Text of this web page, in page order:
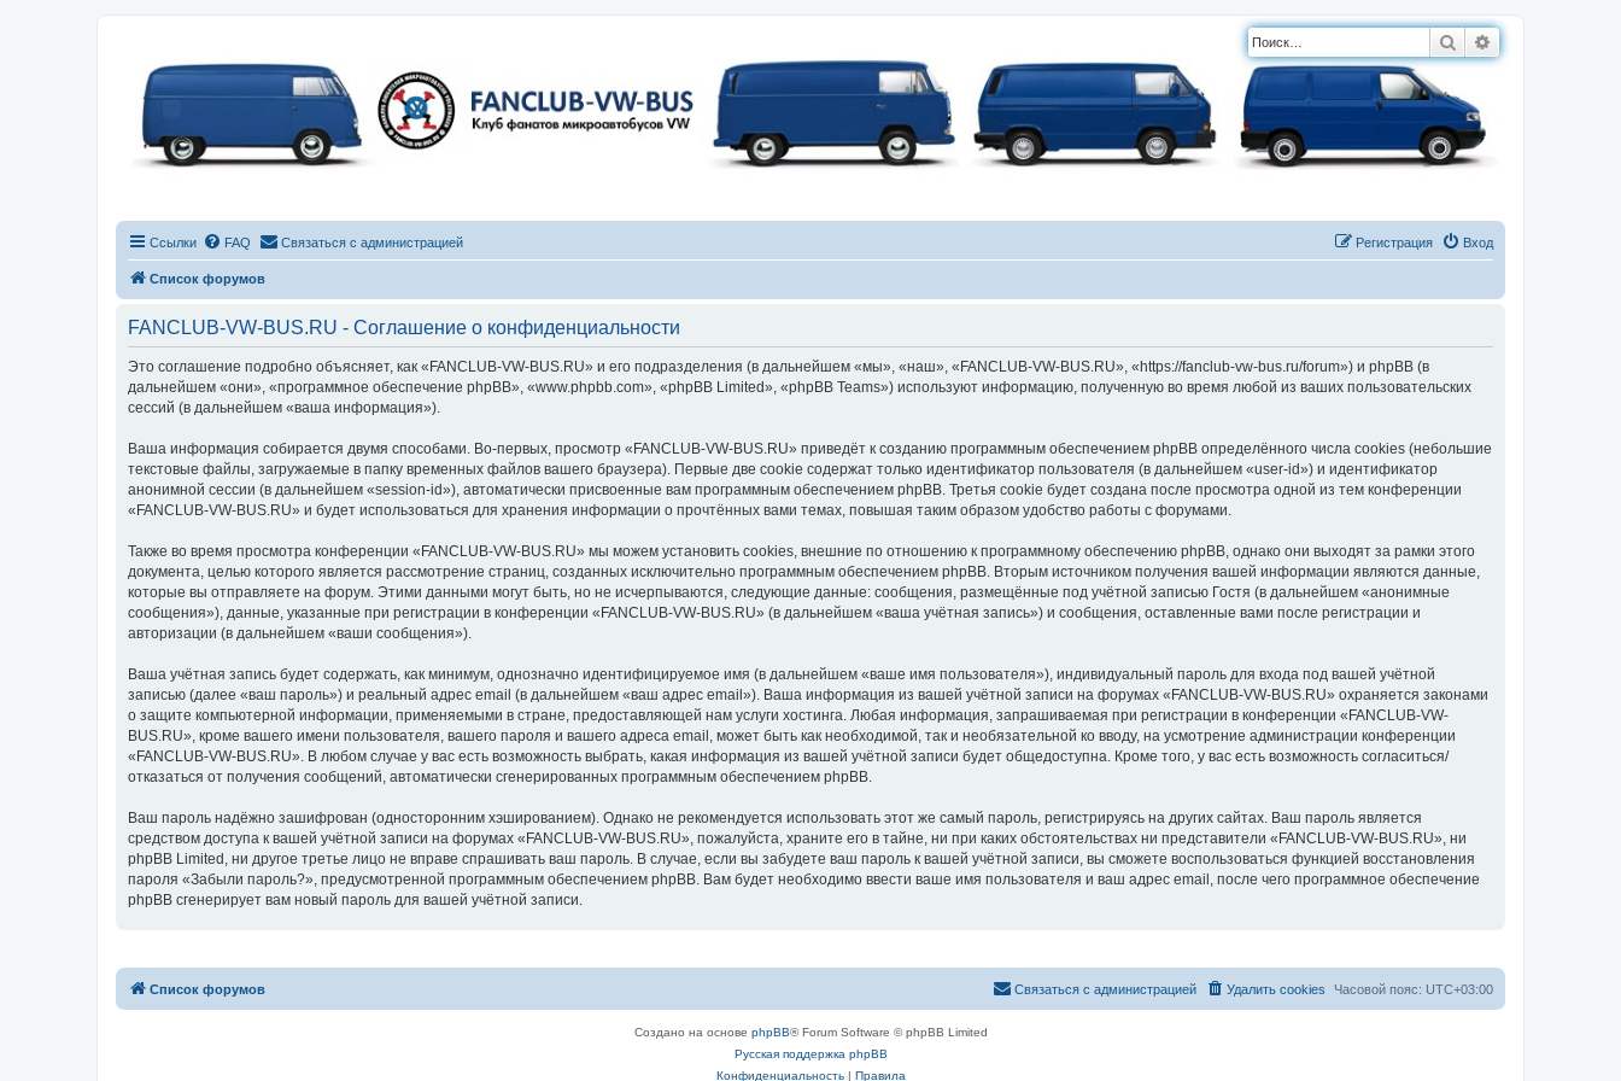
Поиск
Ссылки FAQ Связаться с администрацией Вход
Регистрация
Список форумов
FANCLUB-VW-BUS.RU - Соглашение о конфиденциальности
Это соглашение подробно объясняет, как «FANCLUB-VW-BUS.RU» и его подразделения (в дальнейшем «мы», «наш», «FANCLUB-VW-BUS.RU», «https://fanclub-vw-bus.ru/forum») и phpBB (в
дальнейшем «они», «программное обеспечение phpBB», «www.phpbb.com», «phpBB Limited», «phpBB Teams») используют информацию, полученную во время любой из ваших пользовательских
сессий (в дальнейшем «ваша информация»).
Ваша информация собирается двумя способами. Во-первых, просмотр «FANCLUB-VW-BUS.RU» приведёт к созданию программным обеспечением phpBB определённого числа cookies (небольшие
текстовые файлы, загружаемые в папку временных файлов вашего браузера). Первые две cookie содержат только идентификатор пользователя (в дальнейшем «user-id») и идентификатор
анонимной сессии (в дальнейшем «session-id»), автоматически присвоенные вам программным обеспечением phpBB. Третья cookie будет создана после просмотра одной из тем конференции
«FANCLUB-VW-BUS.RU» и будет использоваться для хранения информации о прочтённых вами темах, повышая таким образом удобство работы с форумами.
Также во время просмотра конференции «FANCLUB-VW-BUS.RU» мы можем установить cookies, внешние по отношению к программному обеспечению phpBB, однако они выходят за рамки этого
документа, целью которого является рассмотрение страниц, созданных исключительно программным обеспечением phpBB. Вторым источником получения вашей информации являются данные,
которые вы отправляете на форум. Этими данными могут быть, но не исчерпываются, следующие данные: сообщения, размещённые под учётной записью Гостя (в дальнейшем «анонимные
сообщения»), данные, указанные при регистрации в конференции «FANCLUB-VW-BUS.RU» (в дальнейшем «ваша учётная запись») и сообщения, оставленные вами после регистрации и
авторизации (в дальнейшем «ваши сообщения»).
Ваша учётная запись будет содержать, как минимум, однозначно идентифицируемое имя (в дальнейшем «ваше имя пользователя»), индивидуальный пароль для входа под вашей учётной
записью (далее «ваш пароль») и реальный адрес email (в дальнейшем «ваш адрес email»). Ваша информация из вашей учётной записи на форумах «FANCLUB-VW-BUS.RU» охраняется законами
о защите компьютерной информации, применяемыми в стране, предоставляющей нам услуги хостинга. Любая информация, запрашиваемая при регистрации в конференции «FANCLUB-VW-
BUS.RU», кроме вашего имени пользователя, вашего пароля и вашего адреса email, может быть как необходимой, так и необязательной ко вводу, на усмотрение администрации конференции
«FANCLUB-VW-BUS.RU». В любом случае у вас есть возможность выбрать, какая информация из вашей учётной записи будет общедоступна. Кроме того, у вас есть возможность согласиться/
отказаться от получения сообщений, автоматически сгенерированных программным обеспечением phpBB.
Ваш пароль надёжно зашифрован (односторонним хэшированием). Однако не рекомендуется использовать этот же самый пароль, регистрируясь на других сайтах. Ваш пароль является
средством доступа к вашей учётной записи на форумах «FANCLUB-VW-BUS.RU», пожалуйста, храните его в тайне, ни при каких обстоятельствах ни представители «FANCLUB-VW-BUS.RU», ни
phpBB Limited, ни другое третье лицо не вправе спрашивать ваш пароль. В случае, если вы забудете ваш пароль к вашей учётной записи, вы сможете воспользоваться функцией восстановления
пароля «Забыли пароль?», предусмотренной программным обеспечением phpBB. Вам будет необходимо ввести ваше имя пользователя и ваш адрес email, после чего программное обеспечение
phpBB сгенерирует вам новый пароль для вашей учётной записи.
Список форумов Часовой пояс: UTC+03:00
Удалить cookies
Связаться с администрацией
Создано на основе phpBB® Forum Software © phpBB Limited
Русская поддержка phpBB
Конфиденциальность| Правила